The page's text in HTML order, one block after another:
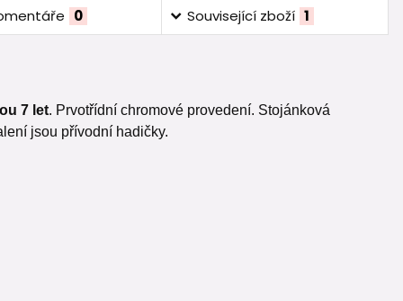
0 Související zboží 1
7 let. Prvotřídní chromové provedení. Stojánková
jsou přívodní hadičky.